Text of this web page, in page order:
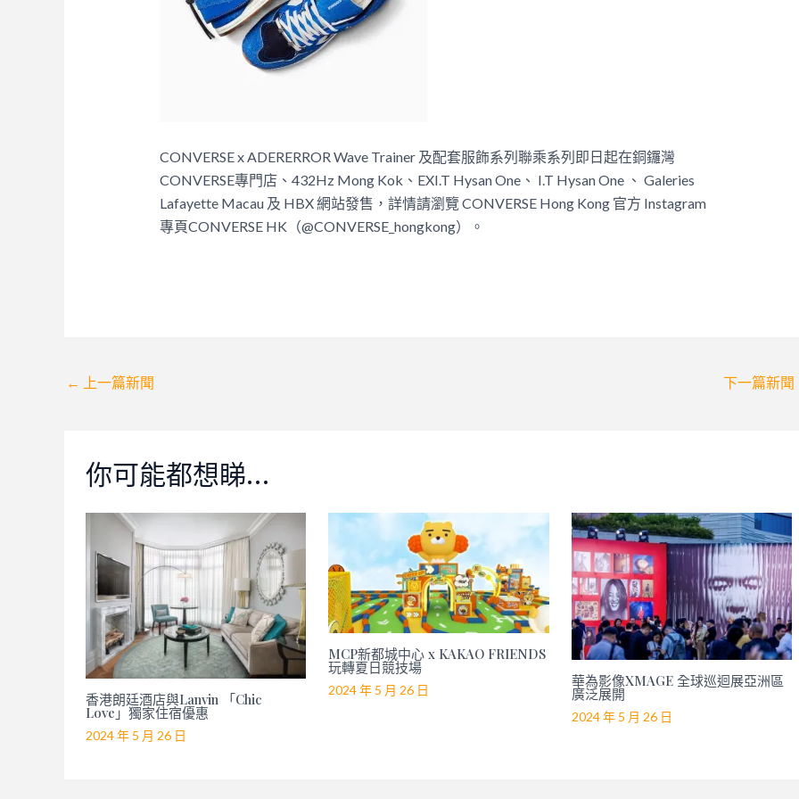
CONVERSE x ADERERROR Wave Trainer 及配套服飾系列聯乘系列即日起在銅鑼灣
CONVERSE專門店、432Hz Mong Kok、EXI.T Hysan One、 I.T Hysan One 、 Galeries
Lafayette Macau 及 HBX 網站發售，詳情請瀏覽 CONVERSE Hong Kong 官方 Instagram
專頁CONVERSE HK（@CONVERSE_hongkong）。
Post
← 上一篇新聞 下一篇新聞
你可能都想睇…
香港朗廷酒店與Lanvin 「Chic
Love」獨家住宿優惠
2024 年 5 月 26 日
MCP新都城中心 x KAKAO FRIENDS
玩轉夏日競技場
2024 年 5 月 26 日
華為影像XMAGE 全球巡迴展亞洲區
廣泛展開
2024 年 5 月 26 日